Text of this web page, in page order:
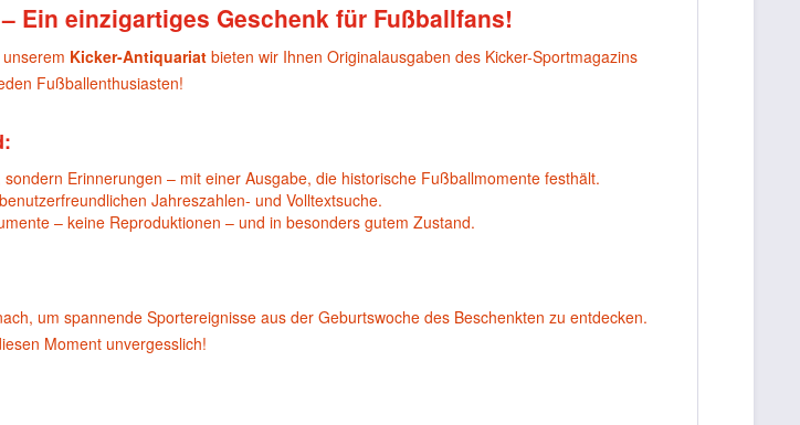
Ein einzigartiges Geschenk für Fußballfans!
Kicker-Antiquariat bieten wir Ihnen Originalausgaben des Kicker-Sportmagazins
Fußballenthusiasten!
Erinnerungen – mit einer Ausgabe, die historische Fußballmomente festhält.
Jahreszahlen- und Volltextsuche.
– keine Reproduktionen – und in besonders gutem Zustand.
um spannende Sportereignisse aus der Geburtswoche des Beschenkten zu entdecken.
Moment unvergesslich!